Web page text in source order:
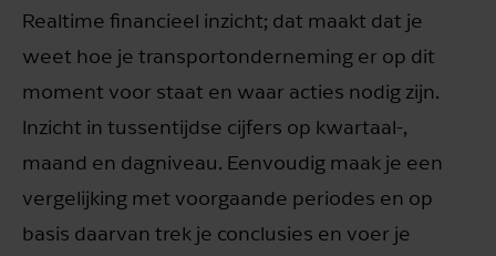
Realtime financieel inzicht; dat maakt dat je
weet hoe je transportonderneming er op dit
moment voor staat en waar acties nodig zijn.
Inzicht in tussentijdse cijfers op kwartaal-,
maand en dagniveau. Eenvoudig maak je een
vergelijking met voorgaande periodes en op
basis daarvan trek je conclusies en voer je